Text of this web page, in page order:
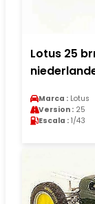
Lotus 25
Marca : Lotus
Version : 25
Escala : 1/43